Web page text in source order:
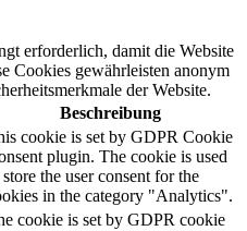
erforderlich, damit die Website
Cookies gewährleisten anonym
der Website.
Beschreibung
cookie is set by GDPR Cookie
plugin. The cookie is used
the user consent for the
in the category "Analytics".
cookie is set by GDPR cookie